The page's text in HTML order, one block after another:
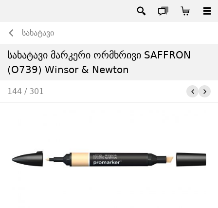
სახატავი
სახატავი მარკერი ორმხრივი SAFFRON
(O739) Winsor & Newton
144 / 301